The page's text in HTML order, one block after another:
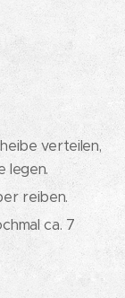
verteilen,
legen.
reiben.
ca. 7